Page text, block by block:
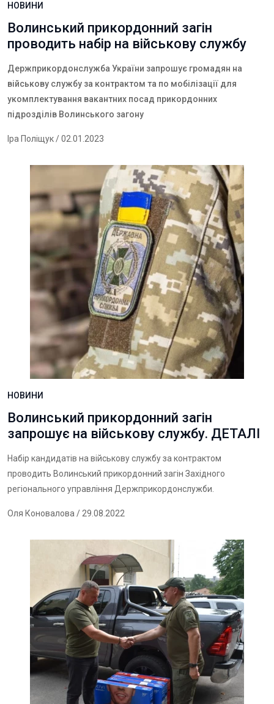
НОВИНИ
Волинський прикордонний загін
проводить набір на військову службу
Держприкордонслужба України запрошує громадян на
військову службу за контрактом та по мобілізації для
укомплектування вакантних посад прикордонних
підрозділів Волинського загону
Іра Поліщук/ 02.01.2023
НОВИНИ
Волинський прикордонний загін
запрошує на військову службу. ДЕТАЛІ
Набір кандидатів на військову службу за контрактом
проводить Волинський прикордонний загін Західного
регіонального управління Держприкордонслужби.
Оля Коновалова / 29.08.2022